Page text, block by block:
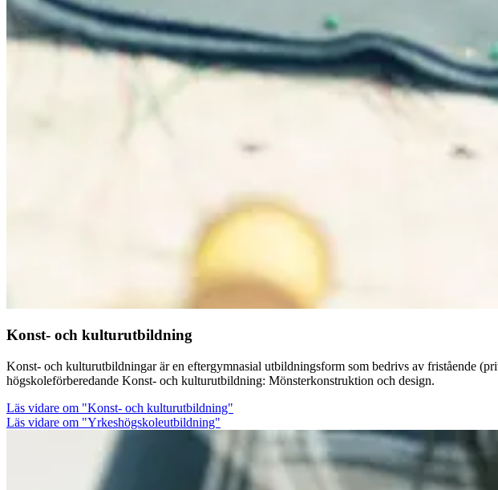
Konst- och kulturutbildning
Konst- och kulturutbildningar är en eftergymnasial utbildningsform som bedrivs av fristående
högskoleförberedande Konst- och kulturutbildning: Mönsterkonstruktion och design.
Läs vidare om "Konst- och kulturutbildning"
Läs vidare om "Yrkeshögskoleutbildning"